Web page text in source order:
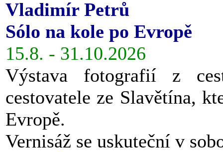
Vladimír Petrů
Sólo na kole po Evropě
15.8. - 31.10.2026
Výstava fotografií z
cestovatele ze Slavětína,
Evropě.
Vernisáž se uskuteční v